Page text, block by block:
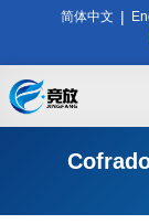
简体中文 |